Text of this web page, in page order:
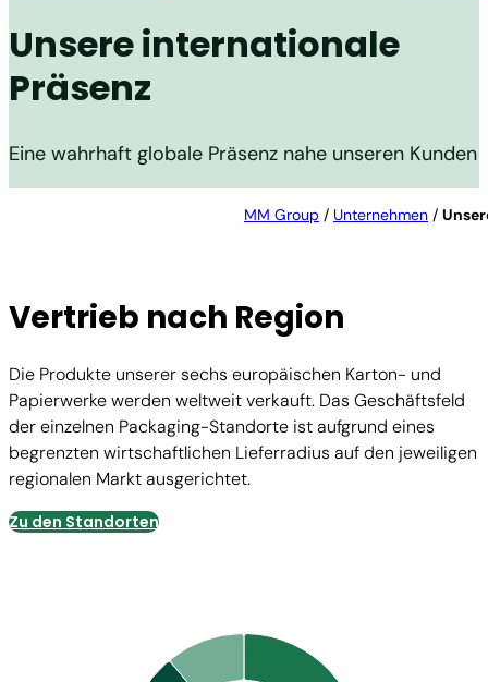
Unsere internationale
Präsenz
Eine wahrhaft globale Präsenz nahe unseren Kunden
MM Group / Unternehmen /
Vertrieb nach Region
Die Produkte unserer sechs europäischen Karton- und
Papierwerke werden weltweit verkauft. Das Geschäftsfeld
der einzelnen Packaging-Standorte ist aufgrund eines
begrenzten wirtschaftlichen Lieferradius auf den jeweiligen
regionalen Markt ausgerichtet.
Zu den Standorten